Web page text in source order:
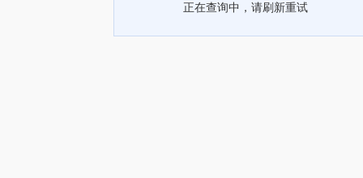
正在查询中，请刷新重试